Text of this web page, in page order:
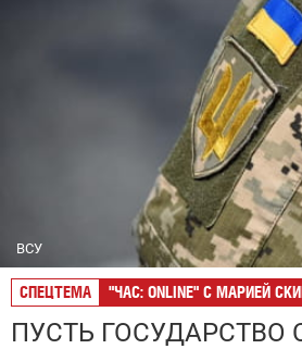
ВСУ
СПЕЦТЕМА "ЧАС: ONLINE" С МАРИЕЙ
ПУСТЬ ГОСУДАРСТВО